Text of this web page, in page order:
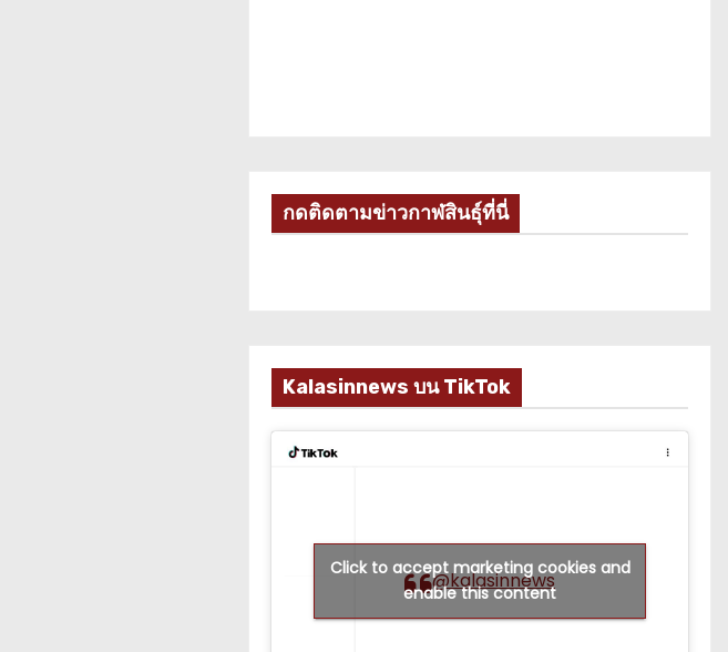
กดติดตามข่าวกาฬสินธุ์ที่นี่
Kalasinnews บน TikTok
@kalasinnews
Click to accept marketing cookies and